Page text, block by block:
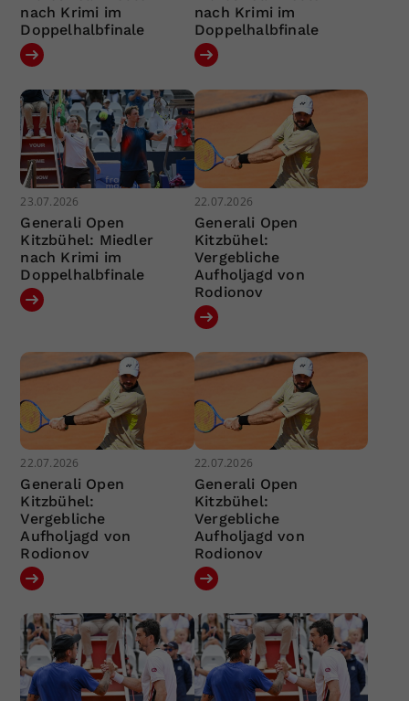
nach Krimi im
Doppelhalbfinale
nach Krimi im
Doppelhalbfinale
23.07.2026
Generali Open
Kitzbühel: Miedler
nach Krimi im
Doppelhalbfinale
22.07.2026
Generali Open
Kitzbühel:
Vergebliche
Aufholjagd von
Rodionov
22.07.2026
Generali Open
Kitzbühel:
Vergebliche
Aufholjagd von
Rodionov
22.07.2026
Generali Open
Kitzbühel:
Vergebliche
Aufholjagd von
Rodionov